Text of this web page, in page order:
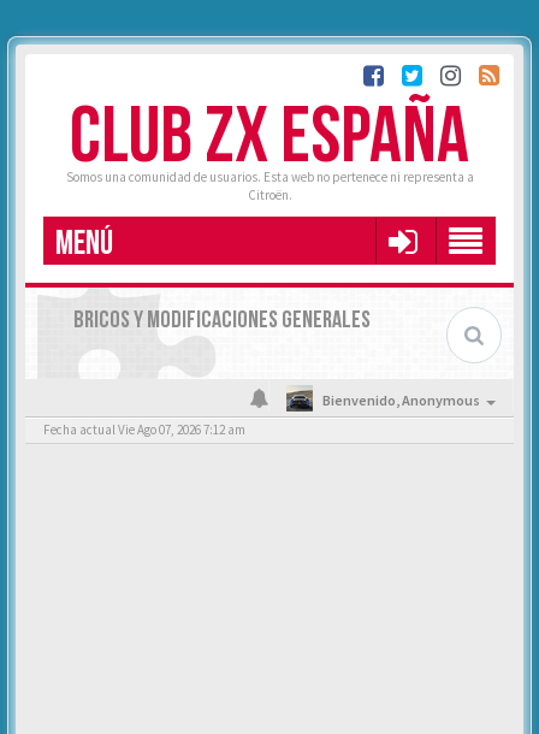
CLUB ZX ESPAÑA
Somos una comunidad de usuarios. Esta web no pertenece ni representa a
Citroën.
MENÚ
BRICOS Y MODIFICACIONES GENERALES
Bienvenido,Anonymous
Fecha actual Vie Ago 07, 2026 7:12 am